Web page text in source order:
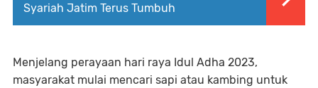
Syariah Jatim Terus Tumbuh
Menjelang perayaan hari raya Idul Adha 2023,
masyarakat mulai mencari sapi atau kambing untuk